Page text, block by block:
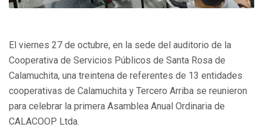
El viernes 27 de octubre, en la sede del auditorio de la
Cooperativa de Servicios Públicos de Santa Rosa de
Calamuchita, una treintena de referentes de 13 entidades
cooperativas de Calamuchita y Tercero Arriba se reunieron
para celebrar la primera Asamblea Anual Ordinaria de
CALACOOP Ltda.